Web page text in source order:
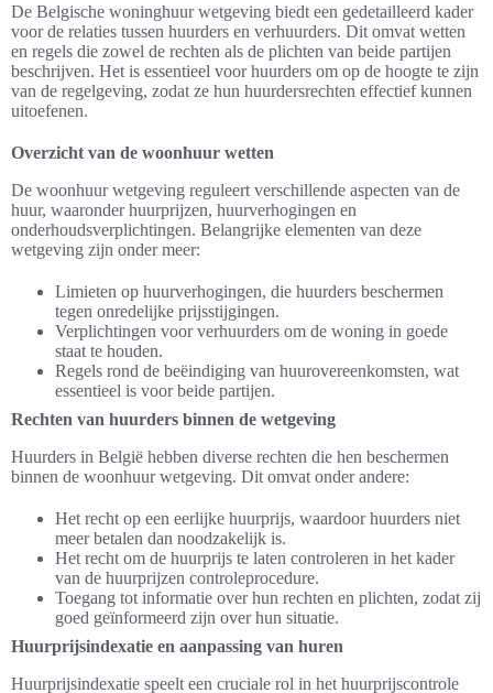
De Belgische woninghuur wetgeving biedt een gedetailleerd kader
voor de relaties tussen huurders en verhuurders. Dit omvat wetten
en regels die zowel de rechten als de plichten van beide partijen
beschrijven. Het is essentieel voor huurders om op de hoogte te zijn
van de regelgeving, zodat ze hun huurdersrechten effectief kunnen
uitoefenen.
Overzicht van de woonhuur wetten
De woonhuur wetgeving reguleert verschillende aspecten van de
huur, waaronder huurprijzen, huurverhogingen en
onderhoudsverplichtingen. Belangrijke elementen van deze
wetgeving zijn onder meer:
Limieten op huurverhogingen, die huurders beschermen
tegen onredelijke prijsstijgingen.
Verplichtingen voor verhuurders om de woning in goede
staat te houden.
Regels rond de beëindiging van huurovereenkomsten, wat
essentieel is voor beide partijen.
Rechten van huurders binnen de wetgeving
Huurders in België hebben diverse rechten die hen beschermen
binnen de woonhuur wetgeving. Dit omvat onder andere:
Het recht op een eerlijke huurprijs, waardoor huurders niet
meer betalen dan noodzakelijk is.
Het recht om de huurprijs te laten controleren in het kader
van de huurprijzen controleprocedure.
Toegang tot informatie over hun rechten en plichten, zodat zij
goed geïnformeerd zijn over hun situatie.
Huurprijsindexatie en aanpassing van huren
Huurprijsindexatie speelt een cruciale rol in het huurprijscontrole